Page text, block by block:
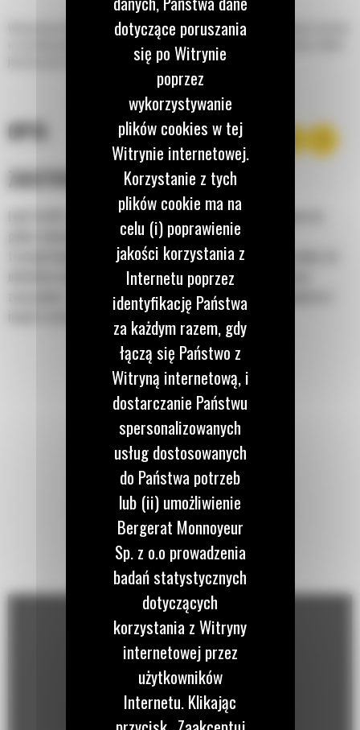
Wzmocnione łyżki do minikoparek Cat® zapewniają maksymalną wydajność i wartość
w szerokiej gamie zastosowań obejmujących materiały o średniej ścierności, takich
jak mieszana ziemia, glina i skały.
OPIS
ZASTOSOWANIE
Łyżki Cat® o dużej wytrzymałości są doskonale dostosowane do
gleby zawierającej odłamki skalne oraz do rozbijania i
transportowania twardego materiału. Idealne do kopania rowów, do
układania mediów, fundamentów, zasypywania i ogólnych prac
związanych z wykopami w budownictwie, kształtowaniu krajobrazu i
innych zastosowaniach.
dotyczące poruszania
się po Witrynie
poprzez
wykorzystywanie
plików cookies w tej
Witrynie internetowej.
Korzystanie z tych
plików cookie ma na
celu (i) poprawienie
jakości korzystania z
Internetu poprzez
identyfikację Państwa
za każdym razem, gdy
łączą się Państwo z
Witryną internetową, i
dostarczanie Państwu
spersonalizowanych
usług dostosowanych
do Państwa potrzeb
lub (ii) umożliwienie
Bergerat Monnoyeur
Sp. z o.o prowadzenia
badań statystycznych
dotyczących
korzystania z Witryny
internetowej przez
użytkowników
Internetu. Klikając